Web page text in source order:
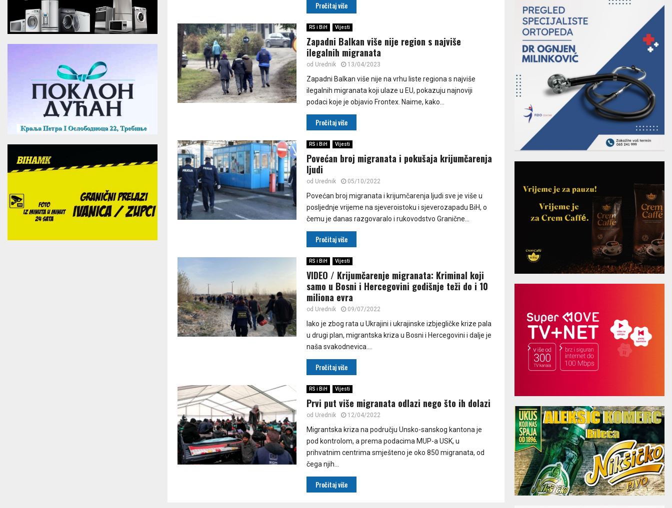
Pročitaj više
RS i BiH Vijesti
Zapadni Balkan više nije region s najviše
ilegalnih migranata
od Urednik 13/04/2023
Zapadni Balkan više nije na vrhu liste regiona s najviše
ilegalnih migranata koji ulaze u EU, pokazuju najnoviji
podaci koje je objavio Frontex. Naime, kako...
Pročitaj više
RS i BiH Vijesti
Povećan broj migranata i pokušaja krijumčarenja
ljudi
od Urednik 05/10/2022
Povećan broj migranata i krijumčarenja ljudi sve je više u
posljednje vrijeme na sjeveroistoku i sjeverozapadu BiH, o
čemu je danas razgovaralo i rukovodstvo Granične...
Pročitaj više
RS i BiH Vijesti
VIDEO / Krijumčarenje migranata: Kriminal koji
samo u Bosni i Hercegovini godišnje teži do i 10
miliona evra
od Urednik 09/07/2022
Iako je zbog rata u Ukrajini i ukrajinske izbjegličke krize pala
u drugi plan, migrantska kriza u Bosni i Hercegovini i dalje je
naša svakodnevica....
Pročitaj više
RS i BiH Vijesti
Prvi put više migranata odlazi nego što ih dolazi
od Urednik 12/04/2022
Migrantska kriza na području Unsko-sanskog kantona je
pod kontrolom, a prema podacima MUP-a USK, u
prihvatnim centrima smješteno je oko 850 migranata, od
čega njih...
Pročitaj više